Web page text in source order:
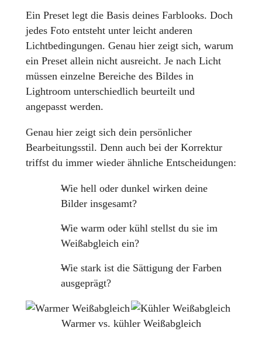
Ein Preset legt die Basis deines Farblooks. Doch
jedes Foto entsteht unter leicht anderen
Lichtbedingungen. Genau hier zeigt sich, warum
ein Preset allein nicht ausreicht. Je nach Licht
müssen einzelne Bereiche des Bildes in
Lightroom unterschiedlich beurteilt und
angepasst werden.
Genau hier zeigt sich dein persönlicher
Bearbeitungsstil. Denn auch bei der Korrektur
triffst du immer wieder ähnliche Entscheidungen:
Wie hell oder dunkel wirken deine
Bilder insgesamt?
Wie warm oder kühl stellst du sie im
Weißabgleich ein?
Wie stark ist die Sättigung der Farben
ausgeprägt?
Warmer vs. kühler Weißabgleich